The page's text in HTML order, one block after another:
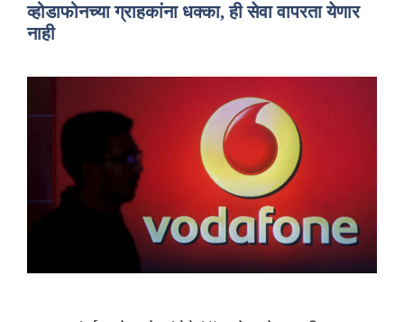
व्होडाफोनच्या ग्राहकांना धक्का, ही सेवा वापरता येणार
नाही